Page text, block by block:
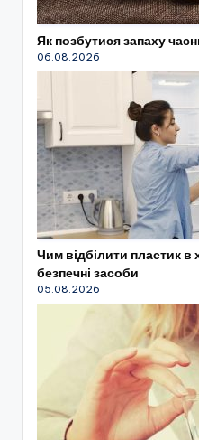
Як позбутися запаху
06.08.2026
Чим відбілити пластик в
безпечні засоби
05.08.2026